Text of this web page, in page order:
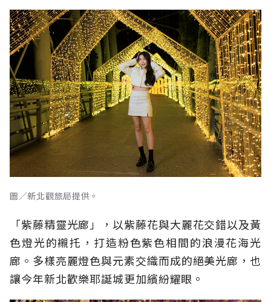
圖／新北觀旅局提供。
「紫藤精靈光廊」，以紫藤花與大麗花交錯以及黃
色燈光的襯托，打造粉色紫色相間的浪漫花海光
廊。 多樣亮麗燈色與元素交織而成的絕美光廊，也
讓今年新北歡樂耶誕城更加繽紛耀眼。